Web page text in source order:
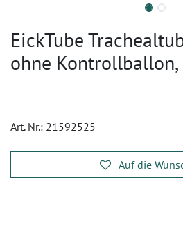
EickTube
ohne Kontrollballon,
Art. Nr.: 21592525
Auf die